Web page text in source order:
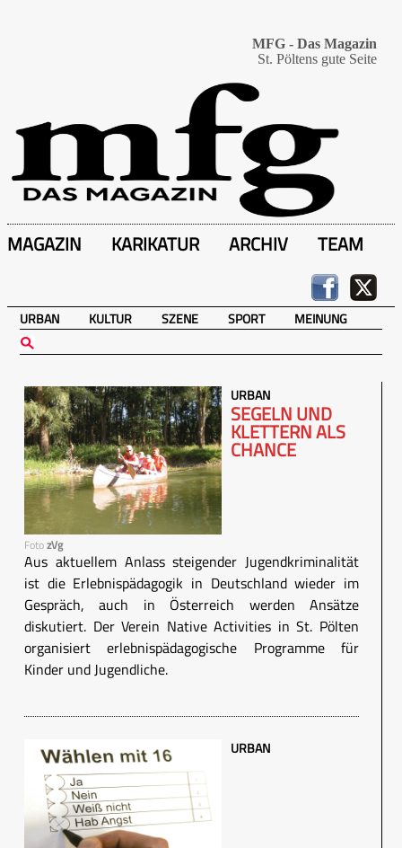
MFG - Das Magazin
St. Pöltens gute Seite
MAGAZIN KARIKATUR ARCHIV TEAM
URBAN KULTUR SZENE SPORT MEINUNG
FotozVg
URBAN
SEGELN UND
KLETTERN ALS
CHANCE
Aus aktuellem Anlass steigender Jugendkriminalität
ist die Erlebnispädagogik in Deutschland wieder im
Gespräch, auch in Österreich werden Ansätze
diskutiert. Der Verein Native Activities in St. Pölten
organisiert erlebnispädagogische Programme für
Kinder und Jugendliche.
URBAN